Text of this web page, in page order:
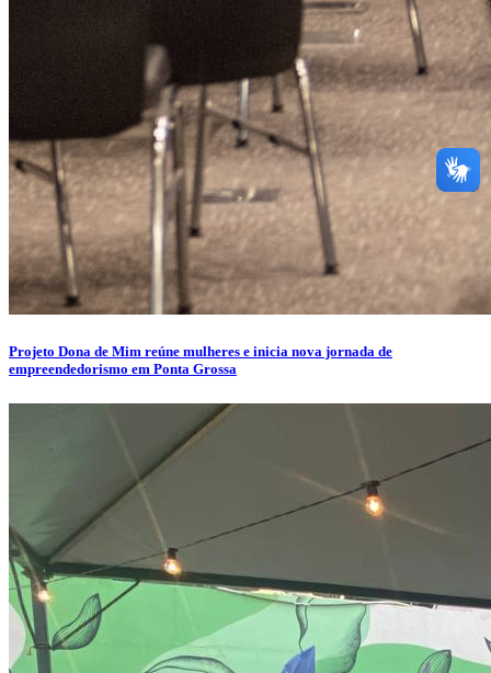
Projeto Dona de Mim reúne mulheres e inicia nova jornada de
empreendedorismo em Ponta Grossa